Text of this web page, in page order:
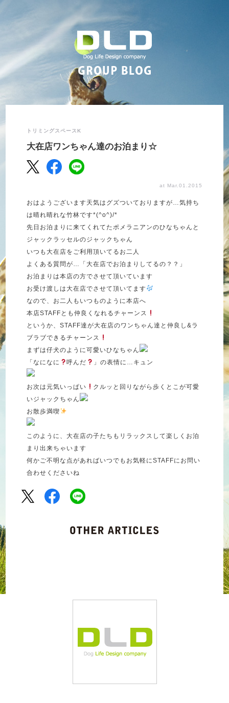
トリミングスペースK
大在店ワンちゃん達のお泊まり☆
at Mar.01.2015
おはようございます天気はグズついておりますが…気持ち
は晴れ晴れな竹林です*(^o^)/*
先日お泊まりに来てくれてたポメラニアンのひなちゃんと
ジャックラッセルのジャックちゃん
いつも大在店をご利用頂いてるお二人
よくある質問が…「大在店でお泊まりしてるの？？」
お泊まりは本店の方でさせて頂いています
お受け渡しは大在店でさせて頂いてます
なので、お二人もいつものように本店へ
本店STAFFとも仲良くなれるチャーンス
というか、STAFF達が大在店のワンちゃん達と仲良し&ラ
ブラブできるチャーンス
まずは仔犬のように可愛いひなちゃん
「なになに
呼んだ 」の表情に…キュン
お次は元気いっぱい
クルッと回りながら歩くとこが可愛
いジャックちゃん
お散歩満喫
このように、大在店の子たちもリラックスして楽しくお泊
まり出来ちゃいます
何かご不明な点があればいつでもお気軽にSTAFFにお問い
合わせくださいね